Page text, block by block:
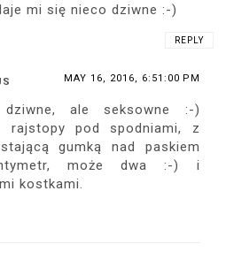
mi się nieco dziwne :-)
REPLY
MAY 16, 2016, 6:51:00 PM
ale seksowne :-)
rajstopy pod spodniami, z
gumką nad paskiem
może dwa :-) i
kostkami.